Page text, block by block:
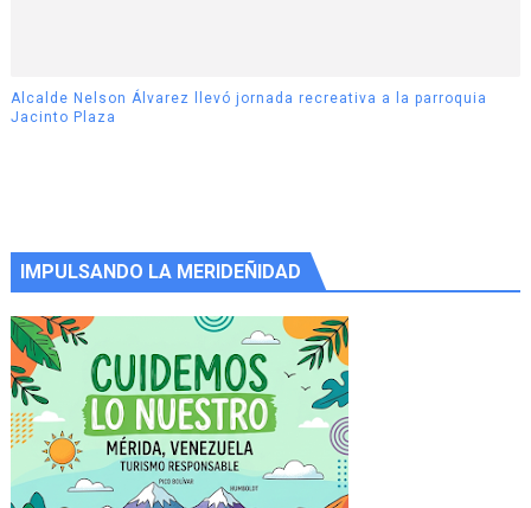
Alcalde Nelson Álvarez llevó jornada recreativa a la parroquia
Jacinto Plaza
IMPULSANDO LA MERIDEÑIDAD